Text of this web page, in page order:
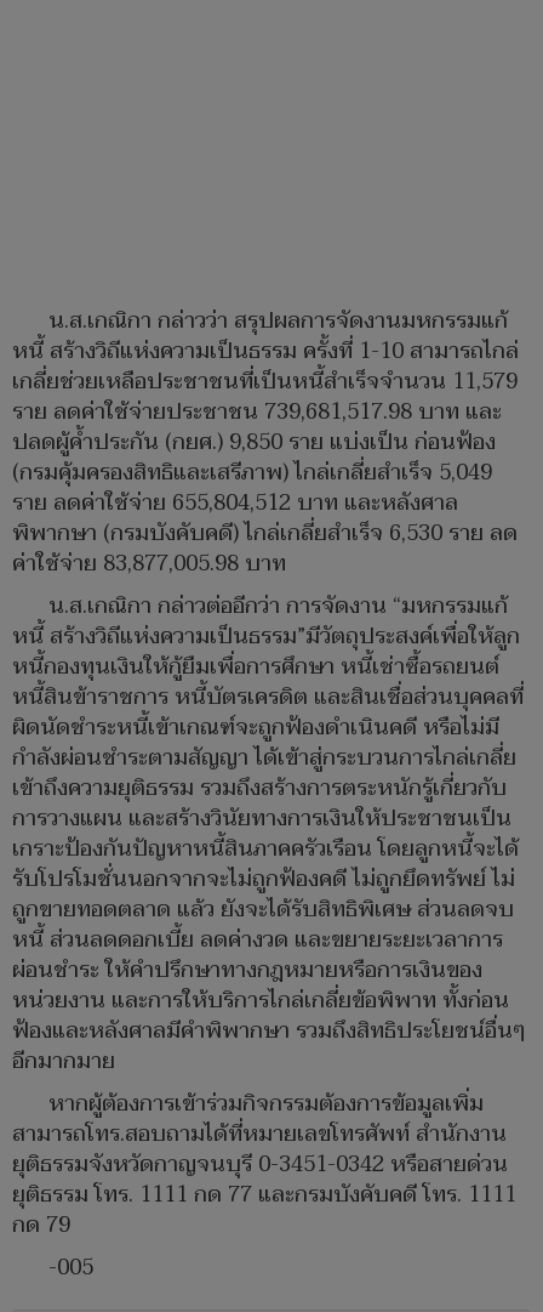
น.ส.เกณิกา กล่าวว่า สรุปผลการจัดงานมหกรรมแก้
หนี้ สร้างวิถีแห่งความเป็นธรรม ครั้งที่ 1-10 สามารถไกล่
เกลี่ยช่วยเหลือประชาชนที่เป็นหนี้สำเร็จจำนวน 11,579
ราย ลดค่าใช้จ่ายประชาชน 739,681,517.98 บาท และ
ปลดผู้ค้ำประกัน (กยศ.) 9,850 ราย แบ่งเป็น ก่อนฟ้อง
(กรมคุ้มครองสิทธิและเสรีภาพ) ไกล่เกลี่ยสำเร็จ 5,049
ราย ลดค่าใช้จ่าย 655,804,512 บาท และหลังศาล
พิพากษา (กรมบังคับคดี) ไกล่เกลี่ยสำเร็จ 6,530 ราย ลด
ค่าใช้จ่าย 83,877,005.98 บาท
น.ส.เกณิกา กล่าวต่ออีกว่า การจัดงาน “มหกรรมแก้
หนี้ สร้างวิถีแห่งความเป็นธรรม”มีวัตถุประสงค์เพื่อให้ลูก
หนี้กองทุนเงินให้กู้ยืมเพื่อการศึกษา หนี้เช่าซื้อรถยนต์
หนี้สินข้าราชการ หนี้บัตรเครดิต และสินเชื่อส่วนบุคคลที่
ผิดนัดชำระหนี้เข้าเกณฑ์จะถูกฟ้องดำเนินคดี หรือไม่มี
กำลังผ่อนชำระตามสัญญา ได้เข้าสู่กระบวนการไกล่เกลี่ย
เข้าถึงความยุติธรรม รวมถึงสร้างการตระหนักรู้เกี่ยวกับ
การวางแผน และสร้างวินัยทางการเงินให้ประชาชนเป็น
เกราะป้องกันปัญหาหนี้สินภาคครัวเรือน โดยลูกหนี้จะได้
รับโปรโมชั่นนอกจากจะไม่ถูกฟ้องคดี ไม่ถูกยึดทรัพย์ ไม่
ถูกขายทอดตลาด แล้ว ยังจะได้รับสิทธิพิเศษ ส่วนลดจบ
หนี้ ส่วนลดดอกเบี้ย ลดค่างวด และขยายระยะเวลาการ
ผ่อนชำระ ให้คำปรึกษาทางกฎหมายหรือการเงินของ
หน่วยงาน และการให้บริการไกล่เกลี่ยข้อพิพาท ทั้งก่อน
ฟ้องและหลังศาลมีคำพิพากษา รวมถึงสิทธิประโยชน์อื่นๆ
อีกมากมาย
หากผู้ต้องการเข้าร่วมกิจกรรมต้องการข้อมูลเพิ่ม
สามารถโทร.สอบถามได้ที่หมายเลขโทรศัพท์ สำนักงาน
ยุติธรรมจังหวัดกาญจนบุรี 0-3451-0342 หรือสายด่วน
ยุติธรรม โทร. 1111 กด 77 และกรมบังคับคดี โทร. 1111
กด 79
-005